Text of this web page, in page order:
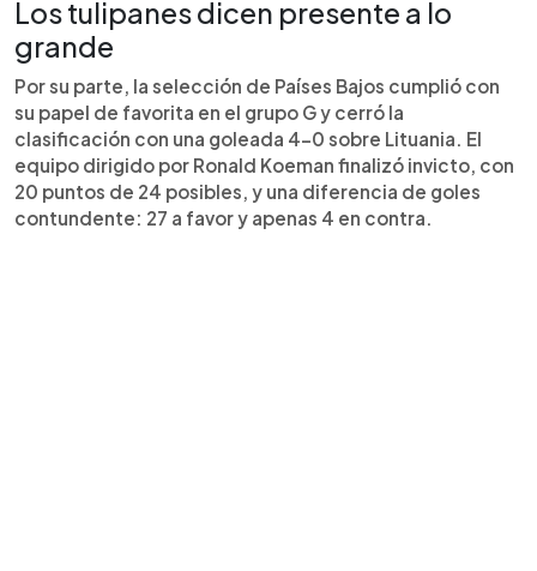
Los tulipanes dicen presente a lo
grande
Por su parte, la selección de Países Bajos cumplió con
su papel de favorita en el grupo G y cerró la
clasificación con una goleada 4-0 sobre Lituania. El
equipo dirigido por Ronald Koeman finalizó invicto, con
20 puntos de 24 posibles, y una diferencia de goles
contundente: 27 a favor y apenas 4 en contra.